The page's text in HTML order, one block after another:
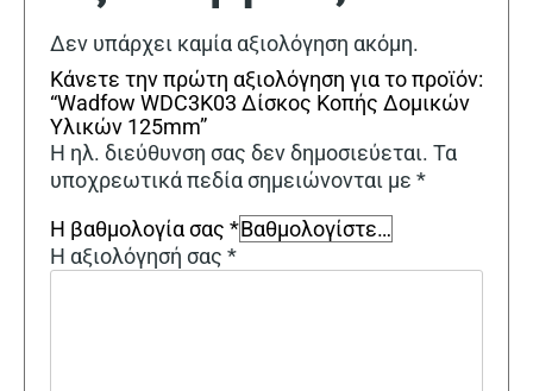
Δεν υπάρχει καμία αξιολόγηση ακόμη.
Κάνετε την πρώτη αξιολόγηση για το προϊόν:
“Wadfow WDC3K03 Δίσκος Κοπής Δομικών
Υλικών 125mm”
Η ηλ. διεύθυνση σας δεν δημοσιεύεται. Τα
υποχρεωτικά πεδία σημειώνονται με *
Η βαθμολογία σας *
Η αξιολόγησή σας *